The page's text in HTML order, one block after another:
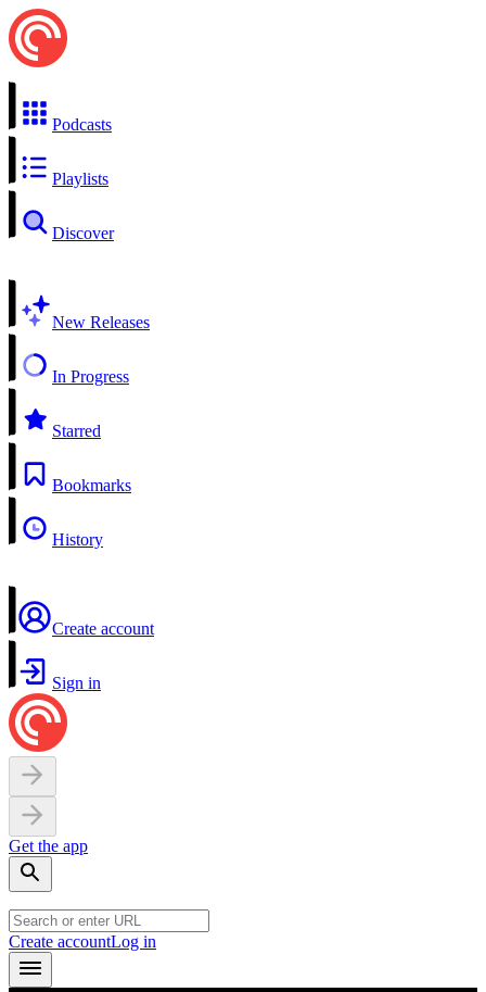
Podcasts
Playlists
Discover
New Releases
In Progress
Starred
Bookmarks
History
Create account
Sign in
Get the app
Create accountLog in